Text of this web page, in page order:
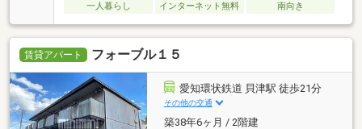
一人暮らし
インターネット無料 南向き
賃貸アパート フォーブル１５
愛知環状鉄道 貝津駅 徒歩21分
その他の交通
築38年6ヶ月 / 2階建